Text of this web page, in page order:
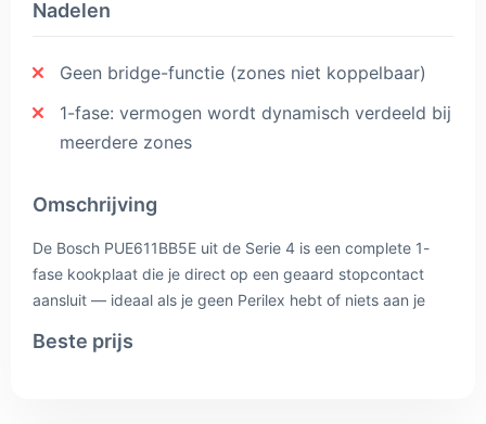
Nadelen
Geen bridge-functie (zones niet koppelbaar)
1-fase: vermogen wordt dynamisch verdeeld bij
meerdere zones
Omschrijving
De Bosch PUE611BB5E uit de Serie 4 is een complete 1-
fase kookplaat die je direct op een geaard stopcontact
aansluit — ideaal als je geen Perilex hebt of niets aan je
zone heb je verfijnde controle, en de PowerBoost-functie
Beste prijs